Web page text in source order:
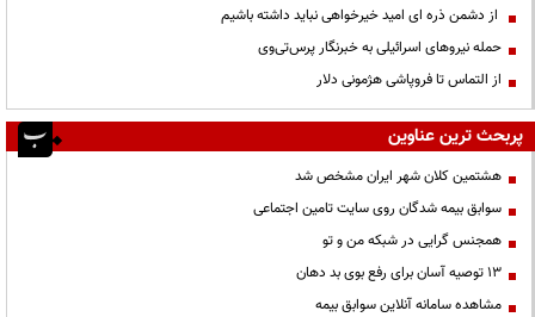
از دشمن ذره ای امید خیرخواهی نباید داشته باشیم
حمله نیروهای اسرائیلی به خبرنگار پرس‌تی‌وی
از التماس تا فروپاشی هژمونی دلار
پربحث ترین عناوین
هشتمین کلان شهر ایران مشخص شد
سوابق بیمه شدگان روی سایت تامین اجتماعی
همجنس گرایی در شبکه من و تو
13 توصیه آسان برای رفع بوی بد دهان
مشاهده سامانه آنلاين سوابق بیمه